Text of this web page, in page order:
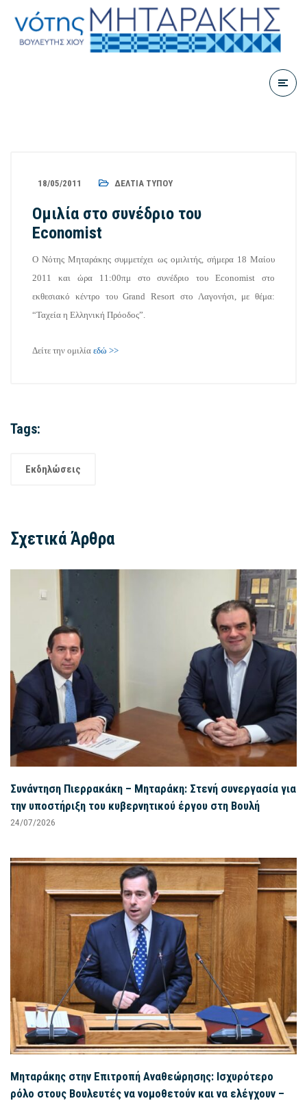
18/05/2011 ΔΕΛΤΊΑ ΤΎΠΟΥ
Ομιλία στο συνέδριο του
Economist
Ο Νότης Μηταράκης συμμετέχει ως ομιλιτής, σήμερα 18 Μαίου
2011 και ώρα 11:00πμ στο συνέδριο του Economist στο
εκθεσιακό κέντρο του Grand Resort στο Λαγονήσι, με θέμα:
“Ταχεία η Ελληνική Πρόοδος”.
Δείτε την ομιλία εδώ >>
Tags:
Εκδηλώσεις
Σχετικά Άρθρα
Συνάντηση Πιερρακάκη – Μηταράκη: Στενή συνεργασία για
την υποστήριξη του κυβερνητικού έργου στη Βουλή
24/07/2026
Μηταράκης στην Επιτροπή Αναθεώρησης: Ισχυρότερο
ρόλο στους Βουλευτές να νομοθετούν και να ελέγχουν –